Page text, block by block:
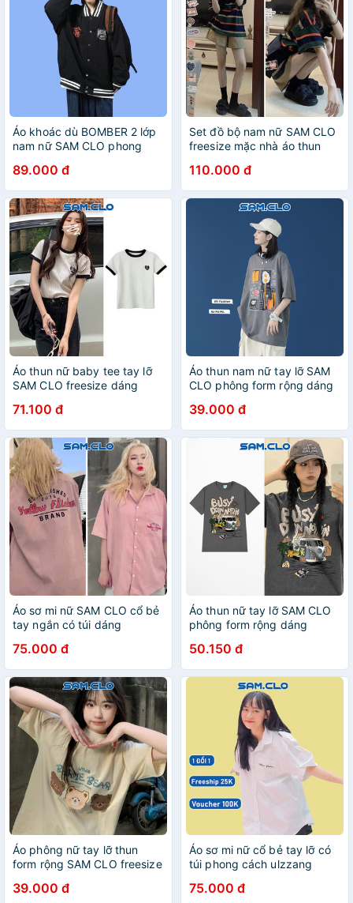
Áo khoác dù BOMBER 2 lớp
nam nữ SAM CLO phong
unisex mặc cặp - couple in
CHỮ GJ
89.000 đ
Set đồ bộ nam nữ SAM CLO
freesize mặc nhà áo thun
tiết BỐN SỌC COLOR
110.000 đ
Áo thun nữ baby tee tay lỡ
SAM CLO freesize dáng
CALL ME BABE
71.100 đ
Áo thun nam nữ tay lỡ SAM
CLO phông form rộng dáng
in hình TRỨNG ỐP LA chữ
DANGER
39.000 đ
Áo sơ mi nữ SAM CLO cổ bẻ
tay ngắn có túi dáng
HÌNH YELLOW FLICKER
BRAND
75.000 đ
Áo thun nữ tay lỡ SAM CLO
phông form rộng dáng
couple CHUYẾN XE BUÝT
DÃ NGOẠI
50.150 đ
Áo phông nữ tay lỡ thun
form rộng SAM CLO freesize
nhóm, lớp in BERNIE BEAR
39.000 đ
Áo sơ mi nữ cổ bẻ tay lỡ có
túi phong cách ulzzang
unisex chữ THÊU yellow
75.000 đ